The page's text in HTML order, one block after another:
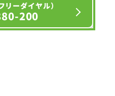
リーダイヤル）
200